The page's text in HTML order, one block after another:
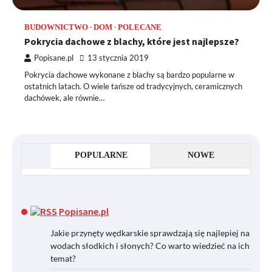
BUDOWNICTWO DOM POLECANE
Pokrycia dachowe z blachy, które jest najlepsze?
Popisane.pl 13 stycznia 2019
Pokrycia dachowe wykonane z blachy są bardzo popularne w
ostatnich latach. O wiele tańsze od tradycyjnych, ceramicznych
dachówek, ale równie…
POPULARNE NOWE
Popisane.pl
Jakie przynęty wędkarskie sprawdzają się najlepiej na
wodach słodkich i słonych? Co warto wiedzieć na ich
temat?